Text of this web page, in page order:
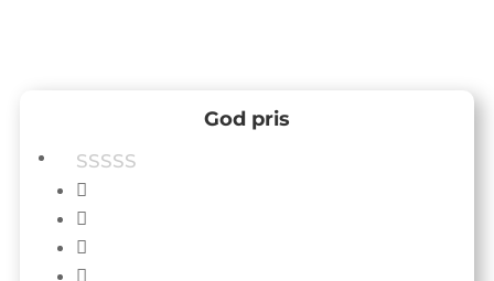
God pris